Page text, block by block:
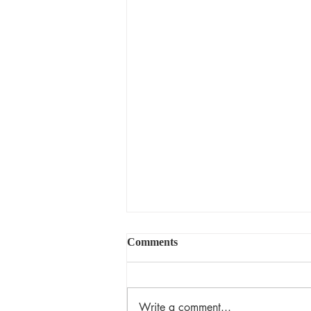
揀選的恩典
Comments
Write a comment...